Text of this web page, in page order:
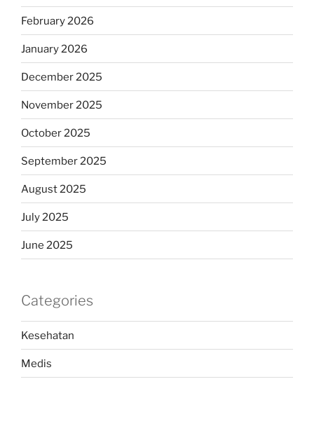
February 2026
January 2026
December 2025
November 2025
October 2025
September 2025
August 2025
July 2025
June 2025
Categories
Kesehatan
Medis